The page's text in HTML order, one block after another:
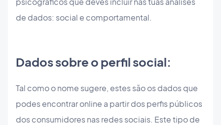
de dados: social e comportamental.
Dados sobre o perfil social:
Tal como o nome sugere, estes são os dados que
podes encontrar online a partir dos perfis públicos
dos consumidores nas redes sociais. Este tipo de